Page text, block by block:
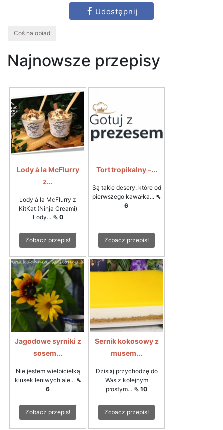
Udostępnij
Coś na obiad
Najnowsze przepisy
Lody à la McFlurry
z...
Lody à la McFlurry z
KitKat (Ninja Creami)
Lody... ⇖ 0
Zobacz przepis!
Tort tropikalny –...
Są takie desery, które od
pierwszego kawałka... ⇖
6
Zobacz przepis!
Jagodowe syrniki z
sosem...
Nie jestem wielbicielką
klusek leniwych ale... ⇖
6
Zobacz przepis!
Sernik kokosowy z
musem...
Dzisiaj przychodzę do
Was z kolejnym
prostym... ⇖ 10
Zobacz przepis!